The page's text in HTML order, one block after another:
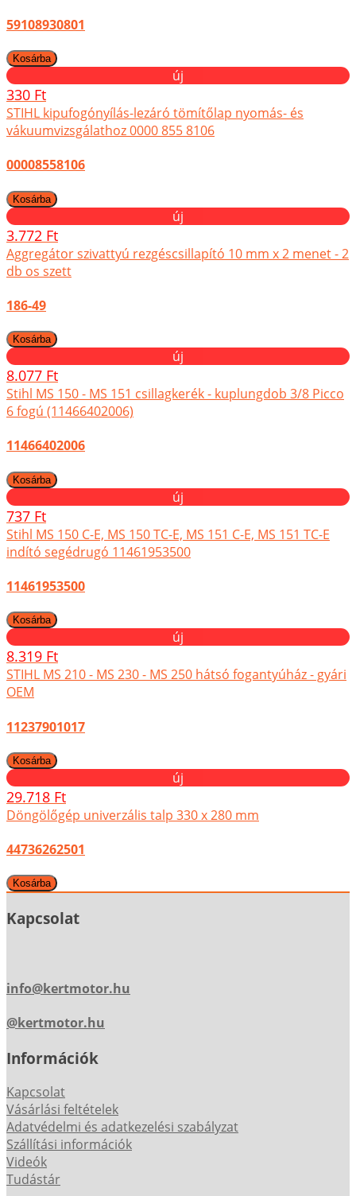
59108930801
új
330 Ft
STIHL kipufogónyílás-lezáró tömítőlap nyomás- és
vákuumvizsgálathoz 0000 855 8106
00008558106
új
3.772 Ft
Aggregátor szivattyú rezgéscsillapító 10 mm x 2 menet - 2
db os szett
186-49
új
8.077 Ft
Stihl MS 150 - MS 151 csillagkerék - kuplungdob 3/8 Picco
6 fogú (11466402006)
11466402006
új
737 Ft
Stihl MS 150 C-E, MS 150 TC-E, MS 151 C-E, MS 151 TC-E
indító segédrugó 11461953500
11461953500
új
8.319 Ft
STIHL MS 210 - MS 230 - MS 250 hátsó fogantyúház - gyári
OEM
11237901017
új
29.718 Ft
Döngölőgép univerzális talp 330 x 280 mm
44736262501
Kapcsolat
info@kertmotor.hu
@kertmotor.hu
Információk
Kapcsolat
Vásárlási feltételek
Adatvédelmi és adatkezelési szabályzat
Szállítási információk
Videók
Tudástár